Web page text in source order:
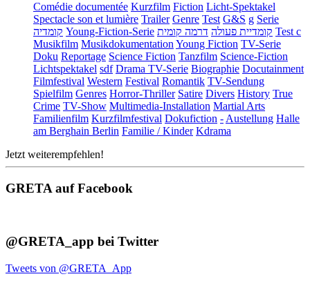
Comédie documentée Kurzfilm Fiction Licht-Spektakel
Spectacle son et lumière Trailer Genre Test G&S g Serie
קומדיה Young-Fiction-Serie קומדיית פעולה דרמה קומית
Test c
Musikfilm Musikdokumentation Young Fiction TV-Serie
Doku Reportage Science Fiction Tanzfilm Science-Fiction
Lichtspektakel sdf Drama TV-Serie Biographie Docutainment
Filmfestival Western Festival Romantik TV-Sendung
Spielfilm Genres Horror-Thriller Satire Divers History True
Crime TV-Show Multimedia-Installation Martial Arts
Familienfilm Kurzfilmfestival Dokufiction - Austellung Halle
am Berghain Berlin Familie / Kinder Kdrama
Jetzt weiterempfehlen!
GRETA auf Facebook
@GRETA_app bei Twitter
Tweets von @GRETA_App